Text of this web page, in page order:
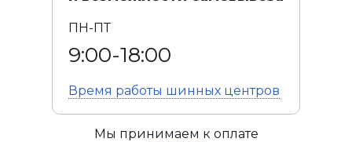
ПН-ПТ
9:00-18:00
Время работы шинных центров
Мы принимаем к оплате